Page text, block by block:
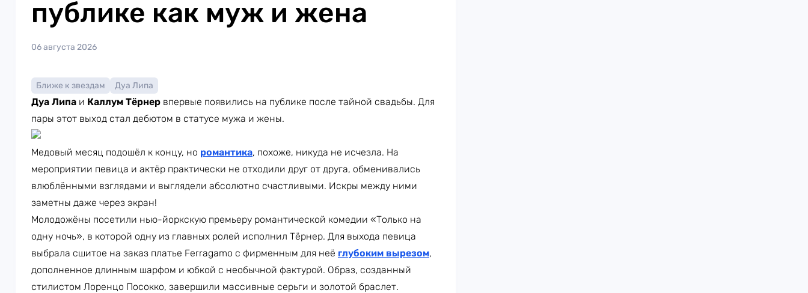
публике как муж и жена
06 августа 2026
Ближе к звездам Дуа Липа
Дуа Липа и Каллум Тёрнер впервые появились на публике после тайной свадьбы. Для
пары этот выход стал дебютом в статусе мужа и жены.
Медовый месяц подошёл к концу, но романтика, похоже, никуда не исчезла. На
мероприятии певица и актёр практически не отходили друг от друга, обменивались
влюблёнными взглядами и выглядели абсолютно счастливыми. Искры между ними
заметны даже через экран!
Молодожёны посетили нью-йоркскую премьеру романтической комедии «Только на
одну ночь», в которой одну из главных ролей исполнил Тёрнер. Для выхода певица
выбрала сшитое на заказ платье Ferragamo с фирменным для неё глубоким вырезом,
дополненное длинным шарфом и юбкой с необычной фактурой. Образ, созданный
стилистом Лоренцо Посокко, завершили массивные серьги и золотой браслет.